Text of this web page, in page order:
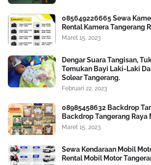
085649226665 Sewa
Rental Kamera Tangerang
Maret 15, 2023
Dengar Suara Tangisan,
Temukan Bayi Laki-Laki
Solear Tangerang.
Februari 22, 2023
08985458632 Backdrop
Backdrop Tangerang Raya
Maret 15, 2023
Sewa Kendaraan Mobil
Rental Mobil Motor